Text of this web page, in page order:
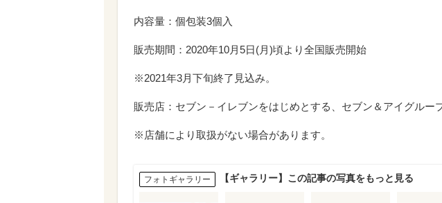
内容量：個包装3個入
販売期間：2020年10月5日(月)頃より全国販売開始
※2021年3月下旬終了見込み。
販売店：セブン－イレブンをはじめとする、セブン＆アイグルー
※店舗により取扱がない場合があります。
フォトギャラリー 【ギャラリー】この記事の写真をもっと見る